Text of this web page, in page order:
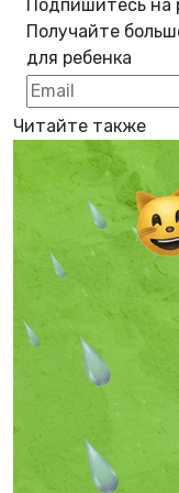
Подпишитесь
Получайте
для ребенка
Читайте также